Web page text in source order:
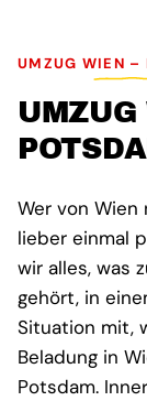
UMZUG WIEN –
UMZUG
Wer von
lieber einmal
wir alles, was
gehört, in
Situation mit,
Beladung in
Potsdam.